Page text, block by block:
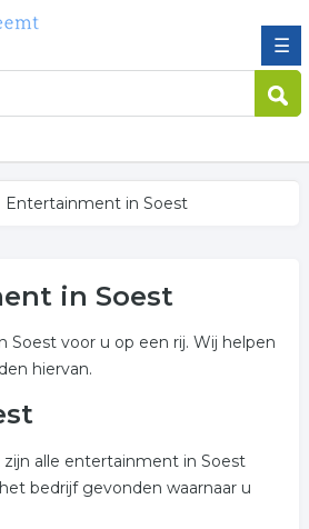
☰
Entertainment in Soest
in Soest
Soest voor u op een rij. Wij helpen
hiervan.
zijn alle entertainment in Soest
bedrijf gevonden waarnaar u